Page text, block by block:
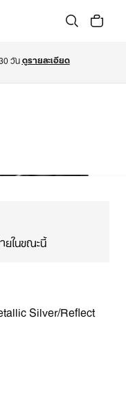
วัน ดูรายละเอียด
ในขณะนี้
Silver/Reflect